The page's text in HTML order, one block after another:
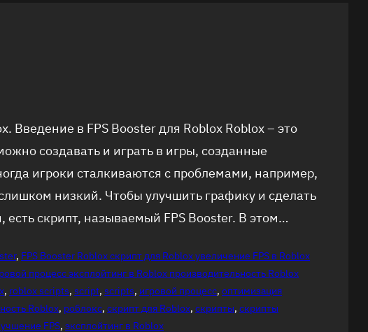
Введение в FPS Booster для Roblox Roblox – это
создавать и играть в игры, созданные
игроки сталкиваются с проблемами, например,
низкий. Чтобы улучшить графику и сделать
есть скрипт, называемый FPS Booster. В этом…
, FPS Booster Roblox скрипт для Roblox увеличение FPS в Roblox
процесс эксплойтинг в Roblox производительность Roblox
, roblox scripts, script, scripts, игровой процесс, оптимизация
Roblox, роблокс, скрипт для Roblox, скрипты, скрипты
FPS, эксплойтинг в Roblox